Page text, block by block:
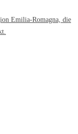
Emilia-Romagna, die